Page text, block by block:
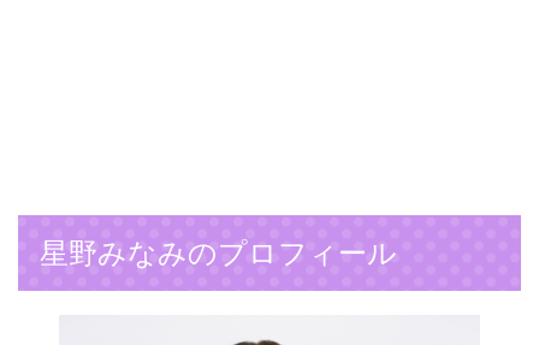
星野みなみのプロフィール